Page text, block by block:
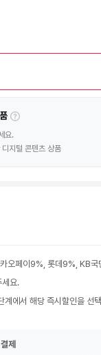
요.
디지털 콘텐츠 상품
오페이9%, 롯데9%, KB
세요.
계에서 해당 즉시할인을 선
제